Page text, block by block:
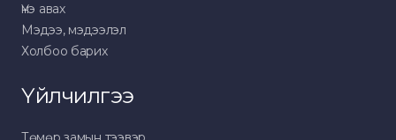
Үнэ авах
Мэдээ, мэдээлэл
Холбоо барих
Үйлчилгээ